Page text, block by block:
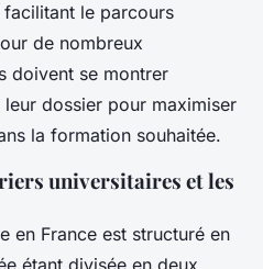
le parcours
de nombreux
doivent se montrer
dossier pour maximiser
la formation souhaitée.
universitaires et les
en France est structuré en